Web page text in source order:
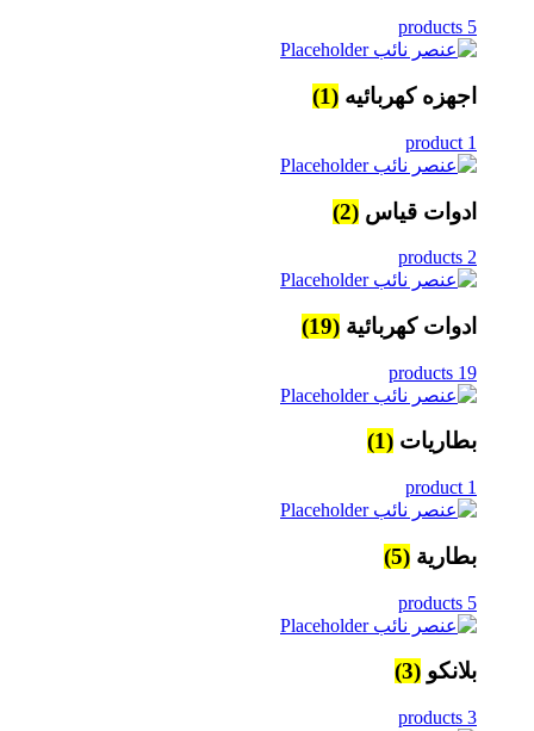
5 products
اجهزه كهربائيه (1)
1 product
ادوات قياس (2)
2 products
ادوات كهربائية (19)
19 products
بطاريات (1)
1 product
بطارية (5)
5 products
بلانكو (3)
3 products